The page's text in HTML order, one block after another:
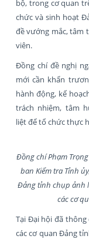
bộ, trong cơ quan
chức và sinh hoạt
đề vướng mắc, tâm
viên.
Đồng chí đề nghị
mới cần khẩn
hành động, kế
trách nhiệm, tâm
liệt để tổ chức thực
Đồng chí Phạm
ban Kiểm tra Tỉnh
Đảng tỉnh chụp ảnh
các cơ
Tại Đại hội đã
các cơ quan Đảng